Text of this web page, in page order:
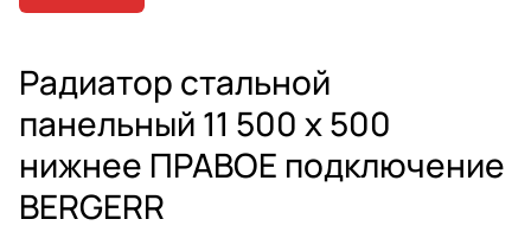
Радиатор стальной
панельный 11 500 x 500
нижнее ПРАВОЕ подключение
BERGERR